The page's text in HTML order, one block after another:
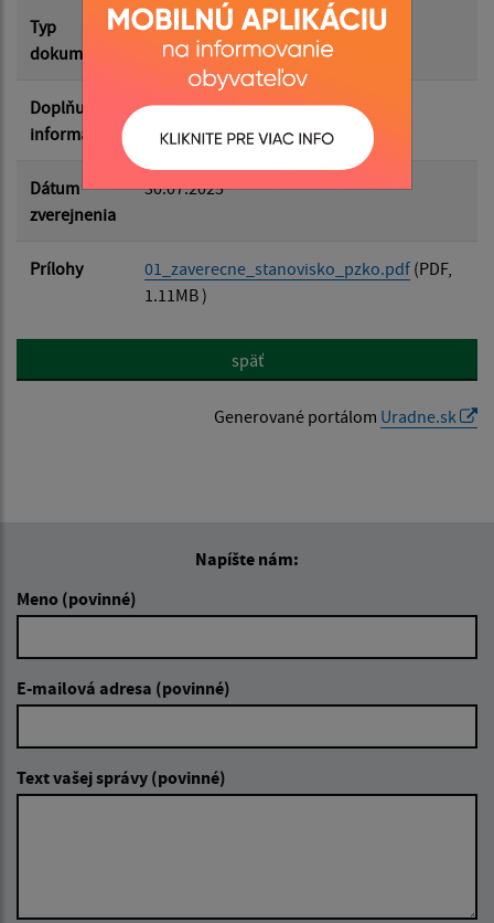
Typ
dokumentu
Životné prostredie
Doplňujúce
informácie
Dátum
zverejnenia
30.07.2025
Prílohy 01_zaverecne_stanovisko_pzko.pdf (PDF,
1.11MB )
späť
Generované portálom Uradne.sk
Napíšte nám:
Meno (povinné)
E-mailová adresa (povinné)
Text vašej správy (povinné)